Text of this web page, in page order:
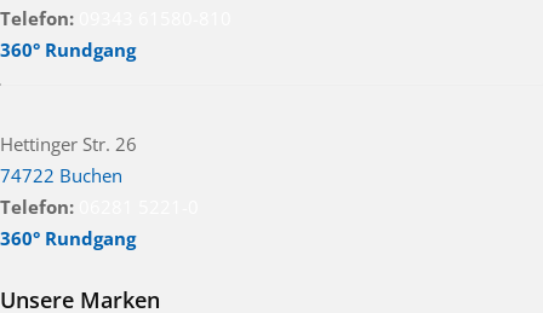
Telefon:
360° Rundgang
Hettinger Str. 26
74722 Buchen
Telefon:
360° Rundgang
Unsere Marken